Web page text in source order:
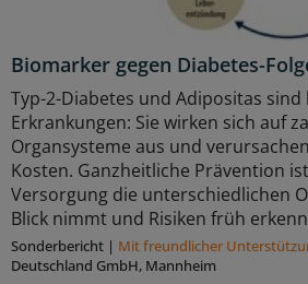
Biomarker gegen Diabetes-
Typ-2-Diabetes und Adipositas
Erkrankungen: Sie wirken sich auf
Organsysteme aus und
Kosten. Ganzheitliche Prävention
Versorgung die unterschiedlichen
Blick nimmt und Risiken früh
Sonderbericht | Mit freundlicher
Deutschland GmbH, Mannheim